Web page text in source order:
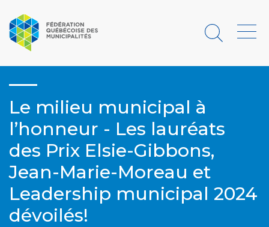
Rechercher
Le milieu municipal à
l’honneur - Les lauréats
des Prix Elsie-Gibbons,
Jean-Marie-Moreau et
Leadership municipal 2024
dévoilés!